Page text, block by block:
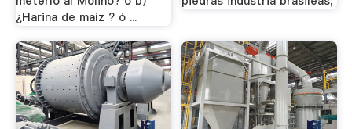
¿Harina de maíz ? ó ...